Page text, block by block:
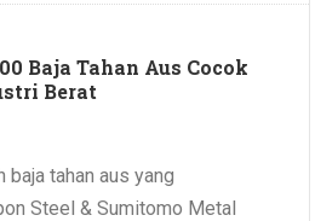
Baja Tahan Aus Cocok
Berat
baja tahan aus yang
Steel & Sumitomo Metal